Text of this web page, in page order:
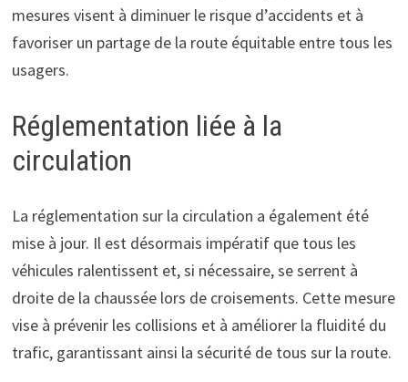
mesures visent à diminuer le risque d’accidents et à
favoriser un partage de la route équitable entre tous les
usagers.
Réglementation liée à la
circulation
La réglementation sur la circulation a également été
mise à jour. Il est désormais impératif que tous les
véhicules ralentissent et, si nécessaire, se serrent à
droite de la chaussée lors de croisements. Cette mesure
vise à prévenir les collisions et à améliorer la fluidité du
trafic, garantissant ainsi la sécurité de tous sur la route.